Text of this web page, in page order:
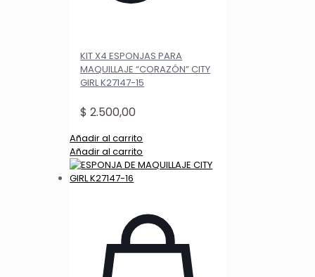
KIT X4 ESPONJAS PARA
MAQUILLAJE “CORAZÓN” CITY
GIRL K27147-15
$ 2.500,00
Añadir al carrito
Añadir al carrito